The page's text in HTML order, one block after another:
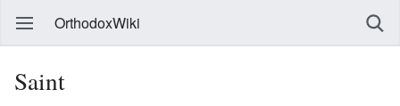
OrthodoxWiki
Saint